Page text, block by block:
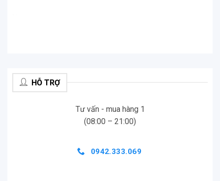
HỖ TRỢ
Tư vấn - mua hàng 1
(08:00 – 21:00)
0942.333.069